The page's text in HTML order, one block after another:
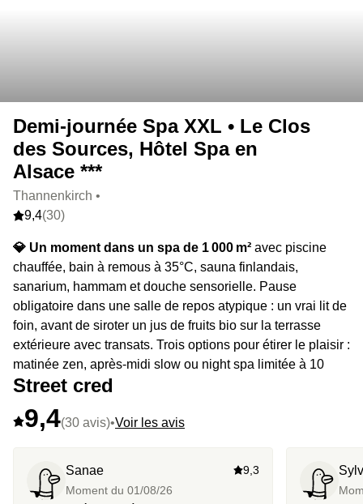
Demi-journée Spa XXL • Le Clos
des Sources, Hôtel Spa en
Alsace ***
Thannenkirch •
9,4(30)
💎 Un moment dans un spa de 1 000 m² avec piscine
chauffée, bain à remous à 35°C, sauna finlandais,
sanarium, hammam et douche sensorielle. Pause
obligatoire dans une salle de repos atypique : un vrai lit de
foin, avant de siroter un jus de fruits bio sur la terrasse
extérieure avec transats. Trois options pour étirer le plaisir :
matinée zen, après-midi slow ou night spa limitée à 10
personnes jusqu’à 22h.
⭐️ Le highlight : Le combo spa alpin + lit de foin, l’Alsace
façon déconnexion totale.
Street cred
9,4(30 avis)•Voir les avis
Sanae
Moment du 01/08/26
9,3